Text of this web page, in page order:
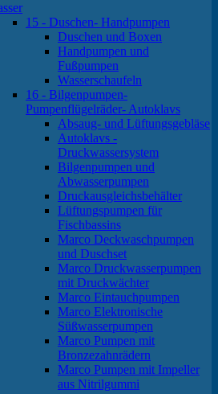
15 - Duschen- Handpumpen
Duschen und Boxen
Handpumpen und
Fußpumpen
Wasserschaufeln
16 - Bilgenpumpen-
Pumpenflügelräder- Autoklavs
Absaug- und Lüftungsgebläse
Autoklavs -
Druckwassersystem
Bilgenpumpen und
Abwasserpumpen
Druckausgleichsbehälter
Lüftungspumpen für
Fischbassins
Marco Deckwaschpumpen
und Duschset
Marco Druckwasserpumpen
mit Druckwächter
Marco Eintauchpumpen
Marco Elektronische
Süßwasserpumpen
Marco Pumpen mit
Bronzezahnrädern
Marco Pumpen mit Impeller
aus Nitrilgummi